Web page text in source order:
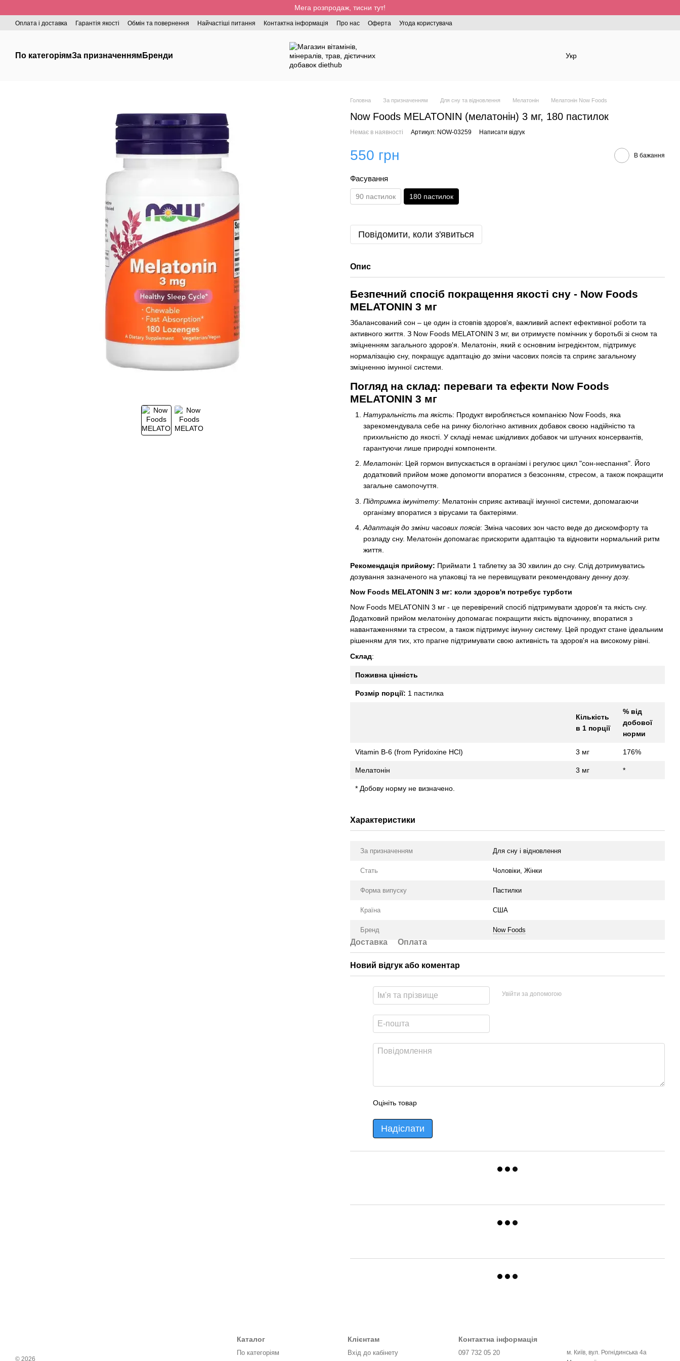
Мега розпродаж, тисни тут!
Оплата і доставка Гарантія якості Обмін та повернення Найчастіші питання Контактна інформація Про нас Оферта Угода користувача
По категоріямЗа призначенням Бренди Укр
Головна За призначенням Для сну та відновлення Мелатонін Мелатонін Now Foods
Now Foods MELATONIN (мелатонін) 3 мг, 180 пастилок
Немає в наявності Артикул: NOW-03259 Написати відгук
550 грн В бажання
Фасування
90 пастилок 180 пастилок
Повідомити, коли з'явиться
Опис
Безпечний спосіб покращення якості сну - Now Foods
MELATONIN 3 мг
Збалансований сон – це один із стовпів здоров'я, важливий аспект ефективної роботи та
активного життя. З Now Foods MELATONIN 3 мг, ви отримуєте помічник у боротьбі зі сном та
зміцненням загального здоров'я. Мелатонін, який є основним інгредієнтом, підтримує
нормалізацію сну, покращує адаптацію до зміни часових поясів та сприяє загальному
зміцненню імунної системи.
Погляд на склад: переваги та ефекти Now Foods
MELATONIN 3 мг
Натуральність та якість: Продукт виробляється компанією Now Foods, яка
зарекомендувала себе на ринку біологічно активних добавок своєю надійністю та
прихильністю до якості. У складі немає шкідливих добавок чи штучних консервантів,
гарантуючи лише природні компоненти.
Мелатонін: Цей гормон випускається в організмі і регулює цикл "сон-неспання". Його
додатковий прийом може допомогти впоратися з безсонням, стресом, а також покращити
загальне самопочуття.
Підтримка імунітету: Мелатонін сприяє активації імунної системи, допомагаючи
організму впоратися з вірусами та бактеріями.
Адаптація до зміни часових поясів: Зміна часових зон часто веде до дискомфорту та
розладу сну. Мелатонін допомагає прискорити адаптацію та відновити нормальний ритм
життя.
Рекомендація прийому: Приймати 1 таблетку за 30 хвилин до сну. Слід дотримуватись
дозування зазначеного на упаковці та не перевищувати рекомендовану денну дозу.
Now Foods MELATONIN 3 мг: коли здоров'я потребує турботи
Now Foods MELATONIN 3 мг - це перевірений спосіб підтримувати здоров'я та якість сну.
Додатковий прийом мелатоніну допомагає покращити якість відпочинку, впоратися з
навантаженнями та стресом, а також підтримує імунну систему. Цей продукт стане ідеальним
рішенням для тих, хто прагне підтримувати свою активність та здоров'я на високому рівні.
Склад:
Поживна цінність
Розмір порції: 1 пастилка
Кількість
в 1 порції
% від
добової
норми
Vitamin B-6 (from Pyridoxine HCl) 3 мг 176%
Мелатонін 3 мг *
* Добову норму не визначено.
Характеристики
За призначенням Для сну і відновлення
Стать Чоловіки, Жінки
Форма випуску Пастилки
Країна США
Бренд Now Foods
Доставка Оплата
Новий відгук або коментар
Увійти за допомогою
Оцініть товар
Надіслати
© 2026
Каталог
По категоріям
Клієнтам
Вхід до кабінету
Контактна інформація
097 732 05 20
м. Київ, вул. Рогнідинська 4а